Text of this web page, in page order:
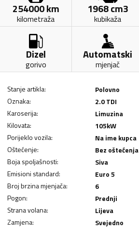
254000km
kilometraža
1968cm3
kubikaža
Dizel
gorivo
Automatski
mjenjač
Stanje artikla:
Polovno
Oznaka:
2.0 TDI
Karoserija:
Limuzina
Kilovata: 105kW
Porijeklo vozila:
Na ime kupca
Oštećenje:
Bez oštećenja
Boja spoljašnosti:
Siva
Emisioni standard:
Euro 5
Broj brzina mjenjača:
6
Pogon:
Prednji
Strana volana:
Lijeva
Zamjena: Svejedno